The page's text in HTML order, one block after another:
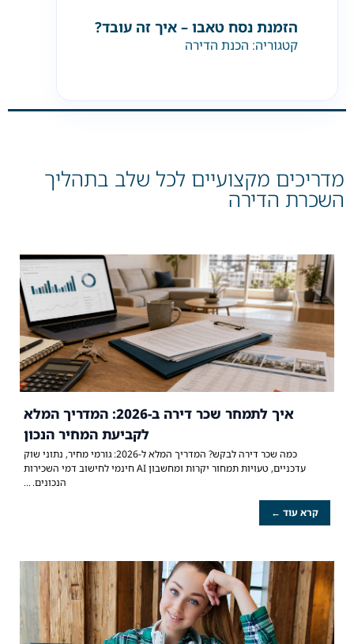
הזמנת נסח טאבו – איך זה עובד?
קטגוריה: הכנת הדירה
מדריכים מקצועיים לכל שלב בתהליך
השכרת הדירה
איך לתמחר שכר דירה ב-2026: המדריך המלא
לקביעת המחיר הנכון
כמה שכר דירה לבקש? המדריך המלא ל-2026: גורמי מחיר, נתוני שוק
עדכניים, טעויות תמחור יקרות ומחשבון AI חינמי לחישוב דמי השכירות
הנכונים.
קרא עוד ←